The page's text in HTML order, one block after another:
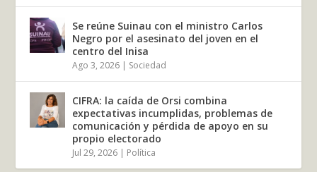
Se reúne Suinau con el ministro Carlos
Negro por el asesinato del joven en el
centro del Inisa
Ago 3, 2026 | Sociedad
CIFRA: la caída de Orsi combina
expectativas incumplidas, problemas de
comunicación y pérdida de apoyo en su
propio electorado
Jul 29, 2026 | Política